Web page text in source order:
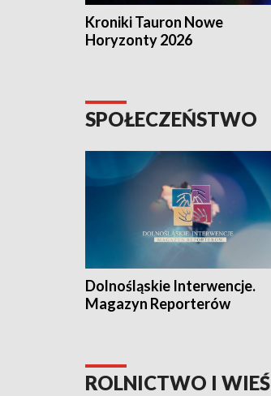
Kroniki Tauron Nowe
Horyzonty 2026
SPOŁECZEŃSTWO
Dolnośląskie Interwencje.
Magazyn Reporterów
ROLNICTWO I WIEŚ